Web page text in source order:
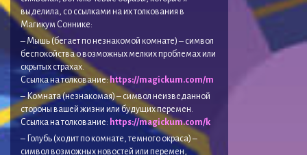
выделила, со ссылками на их толкования в
Магикум Соннике:
– Мышь (бегает по незнакомой комнате) – символ
беспокойства о возможных мелких проблемах или
скрытых страхах.
Ссылка на толкование:https://magickum.com/m
– Комната (незнакомая) – символ неизведанной
стороны вашей жизни или будущих перемен.
Ссылка на толкование: https://magickum.com/k
– Голубь (ходит по комнате, темного окраса) –
символ возможных новостей или перемен,